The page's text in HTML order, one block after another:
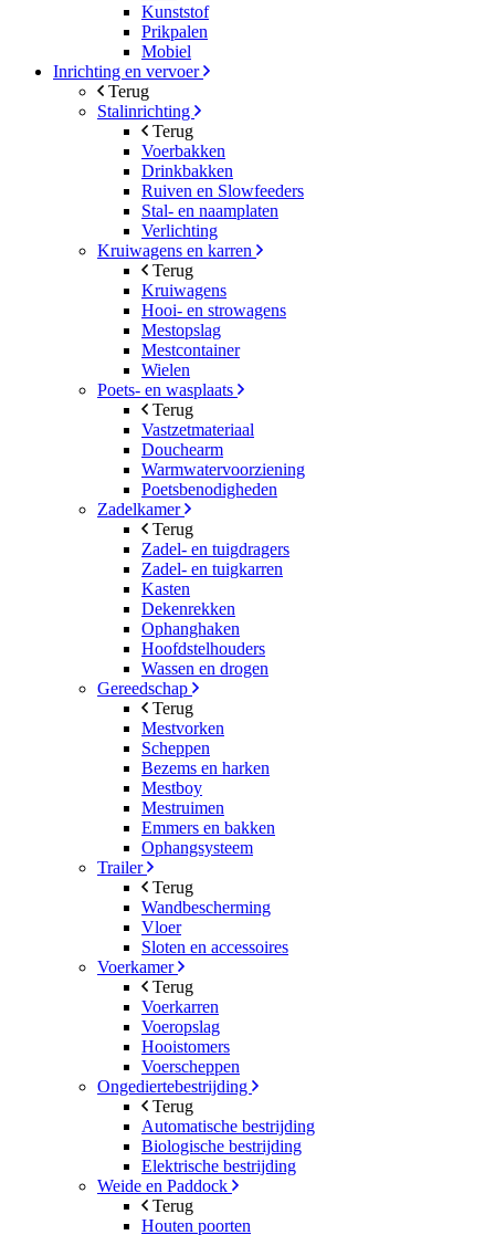
Kunststof
Prikpalen
Mobiel
Inrichting en vervoer
Terug
Stalinrichting
Terug
Voerbakken
Drinkbakken
Ruiven en Slowfeeders
Stal- en naamplaten
Verlichting
Kruiwagens en karren
Terug
Kruiwagens
Hooi- en strowagens
Mestopslag
Mestcontainer
Wielen
Poets- en wasplaats
Terug
Vastzetmateriaal
Douchearm
Warmwatervoorziening
Poetsbenodigheden
Zadelkamer
Terug
Zadel- en tuigdragers
Zadel- en tuigkarren
Kasten
Dekenrekken
Ophanghaken
Hoofdstelhouders
Wassen en drogen
Gereedschap
Terug
Mestvorken
Scheppen
Bezems en harken
Mestboy
Mestruimen
Emmers en bakken
Ophangsysteem
Trailer
Terug
Wandbescherming
Vloer
Sloten en accessoires
Voerkamer
Terug
Voerkarren
Voeropslag
Hooistomers
Voerscheppen
Ongediertebestrijding
Terug
Automatische bestrijding
Biologische bestrijding
Elektrische bestrijding
Weide en Paddock
Terug
Houten poorten